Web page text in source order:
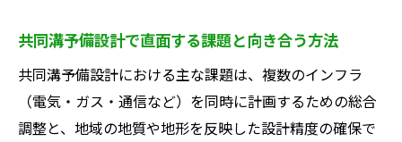
共同溝予備設計で直面する課題と向き合う方法
共同溝予備設計における主な課題は、複数のインフラ
（電気・ガス・通信など）を同時に計画するための総合
調整と、地域の地質や地形を反映した設計精度の確保で